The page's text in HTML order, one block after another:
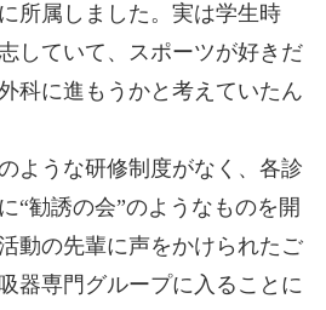
所属しました。実は学生時
していて、スポーツが好きだ
科に進もうかと考えていたん
ような研修制度がなく、各診
“勧誘の会”のようなものを開
動の先輩に声をかけられたご
器専門グループに入ることに